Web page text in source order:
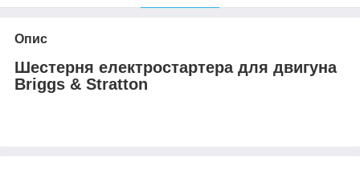
Опис
Шестерня електростартера для двигуна
Briggs & Stratton